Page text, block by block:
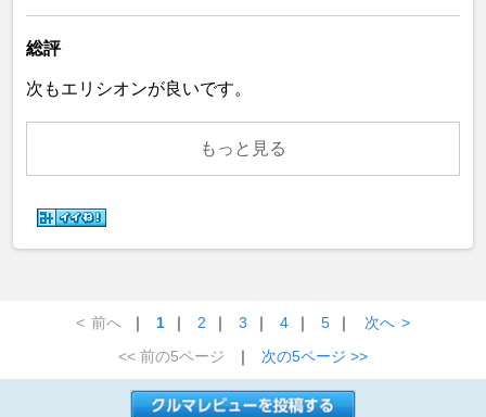
総評
次もエリシオンが良いです。
もっと見る
< 前へ ｜ 1 ｜ 2 ｜ 3 ｜ 4 ｜ 5 ｜ 次へ >
<< 前の5ページ
｜ 次の5ページ >>